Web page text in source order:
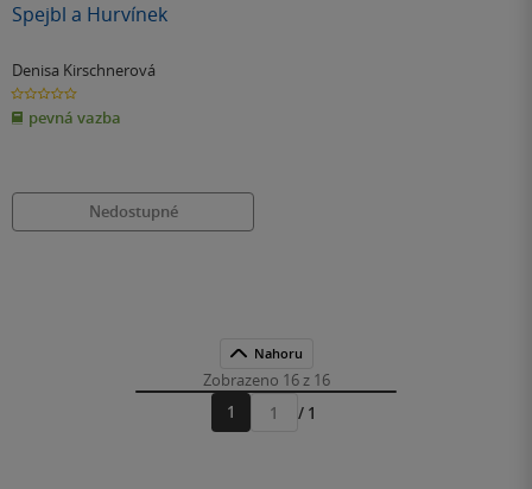
Spejbl a Hurvínek
Denisa Kirschnerová
0.0
z
5
hvězdiček
pevná vazba
Nedostupné
Nahoru
Zobrazeno 16 z 16
1
Přejít
/ 1